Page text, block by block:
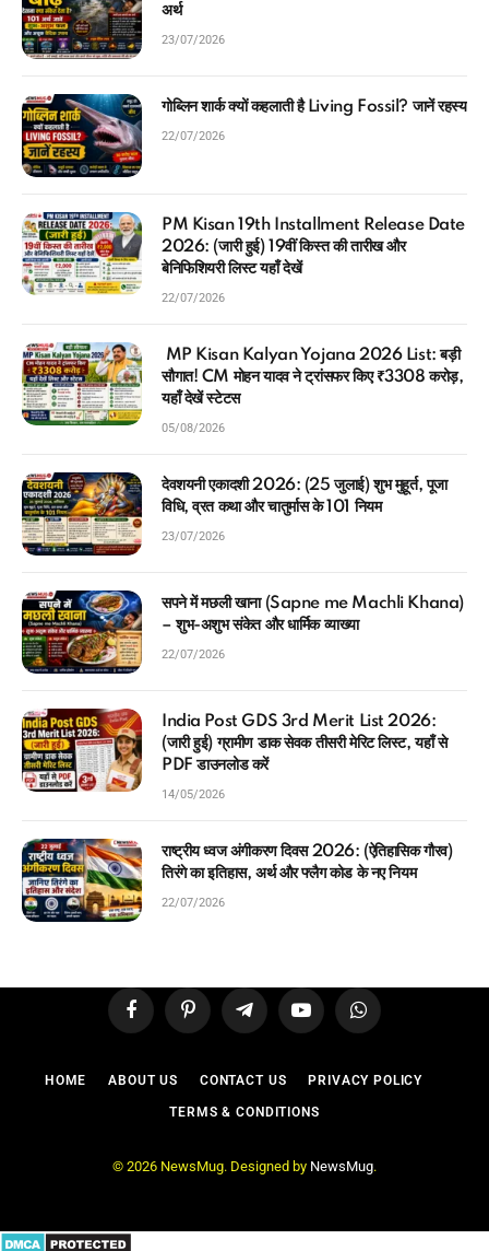
अर्थ
23/07/2026
गोब्लिन शार्क क्यों कहलाती है Living Fossil? जानें रहस्य
22/07/2026
PM Kisan 19th Installment Release Date
2026: (जारी हुई) 19वीं किस्त की तारीख और
बेनिफिशियरी लिस्ट यहाँ देखें
22/07/2026
MP Kisan Kalyan Yojana 2026 List: बड़ी
सौगात! CM मोहन यादव ने ट्रांसफर किए ₹3308 करोड़,
यहाँ देखें स्टेटस
05/08/2026
देवशयनी एकादशी 2026: (25 जुलाई) शुभ मुहूर्त, पूजा
विधि, व्रत कथा और चातुर्मास के 101 नियम
23/07/2026
सपने में मछली खाना (Sapne me Machli Khana)
– शुभ-अशुभ संकेत और धार्मिक व्याख्या
22/07/2026
India Post GDS 3rd Merit List 2026:
(जारी हुई) ग्रामीण डाक सेवक तीसरी मेरिट लिस्ट, यहाँ से
PDF डाउनलोड करें
14/05/2026
राष्ट्रीय ध्वज अंगीकरण दिवस 2026: (ऐतिहासिक गौरव)
तिरंगे का इतिहास, अर्थ और फ्लैग कोड के नए नियम
22/07/2026
FacebookPinterest TelegramYouTubeWhatsApp
HOME ABOUT US CONTACT US PRIVACY POLICY
TERMS & CONDITIONS
© 2026 NewsMug. Designed by NewsMug.